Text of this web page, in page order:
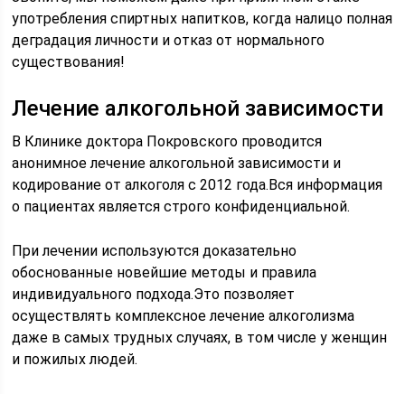
употребления спиртных напитков, когда налицо полная
деградация личности и отказ от нормального
существования!
Лечение алкогольной зависимости
В Клинике доктора Покровского проводится
анонимное лечение алкогольной зависимости и
кодирование от алкоголя с 2012 года.Вся информация
о пациентах является строго конфиденциальной.
При лечении используются доказательно
обоснованные новейшие методы и правила
индивидуального подхода.Это позволяет
осуществлять комплексное лечение алкоголизма
даже в самых трудных случаях, в том числе у женщин
и пожилых людей.